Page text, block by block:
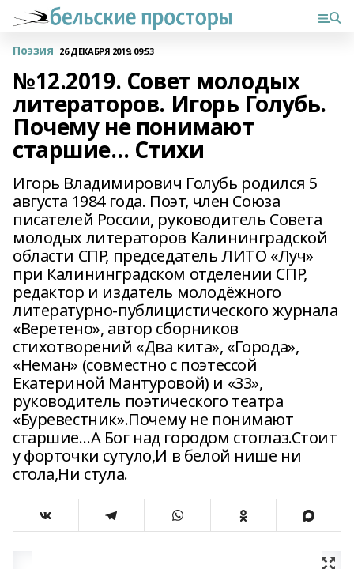
Поэзия 26 ДЕКАБРЯ 2019, 09:53
№12.2019. Совет молодых
литераторов. Игорь Голубь.
Почему не понимают
старшие… Стихи
Игорь Владимирович Голубь родился 5
августа 1984 года. Поэт, член Союза
писателей России, руководитель Совета
молодых литераторов Калининградской
области СПР, председатель ЛИТО «Луч»
при Калининградском отделении СПР,
редактор и издатель молодёжного
литературно-публицистического журнала
«Веретено», автор сборников
стихотворений «Два кита», «Города»,
«Неман» (совместно с поэтессой
Екатериной Мантуровой) и «33»,
руководитель поэтического театра
«Буревестник».Почему не понимают
старшие…А Бог над городом стоглаз.Стоит
у форточки сутуло,И в белой нише ни
стола,Ни стула.